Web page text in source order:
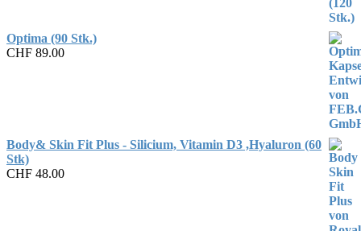
Optima (90 Stk.)
CHF 89.00
Body& Skin Fit Plus - Silicium, Vitamin D3 ,Hyaluron (60
Stk)
CHF 48.00